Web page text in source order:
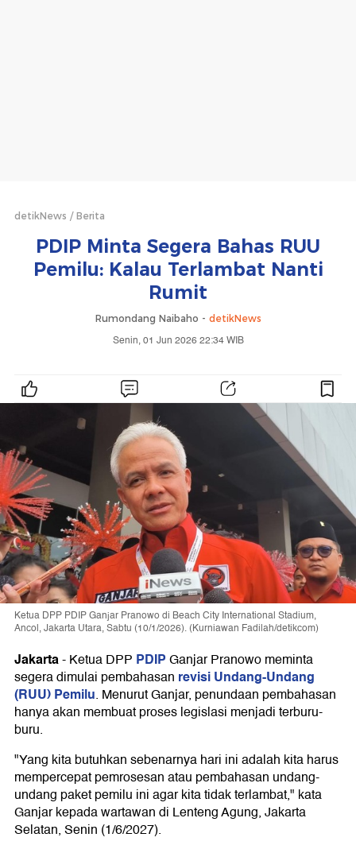
detikNews Berita
PDIP Minta Segera Bahas RUU
Pemilu: Kalau Terlambat Nanti
Rumit
Rumondang Naibaho - detikNews
Senin, 01 Jun 2026 22:34 WIB
Ketua DPP PDIP Ganjar Pranowo di Beach City International Stadium,
Ancol, Jakarta Utara, Sabtu (10/1/2026). (Kurniawan Fadilah/detikcom)
Jakarta-Ketua DPP PDIPGanjar Pranowo meminta
segera dimulai pembahasan revisi Undang-Undang
(RUU) Pemilu. Menurut Ganjar, penundaan pembahasan
hanya akan membuat proses legislasi menjadi terburu-
buru.
"Yang kita butuhkan sebenarnya hari ini adalah kita harus
mempercepat pemrosesan atau pembahasan undang-
undang paket pemilu ini agar kita tidak terlambat," kata
Ganjar kepada wartawan di Lenteng Agung, Jakarta
Selatan, Senin (1/6/2027).